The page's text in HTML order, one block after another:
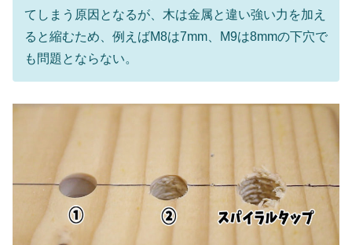
てしまう原因となるが、木は金属と違い強い力を加え
ると縮むため、例えばM8は7mm、M9は8mmの下穴で
も問題とならない。